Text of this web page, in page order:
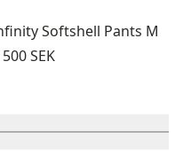
Softshell Pants M
SEK